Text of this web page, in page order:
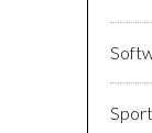
Sport